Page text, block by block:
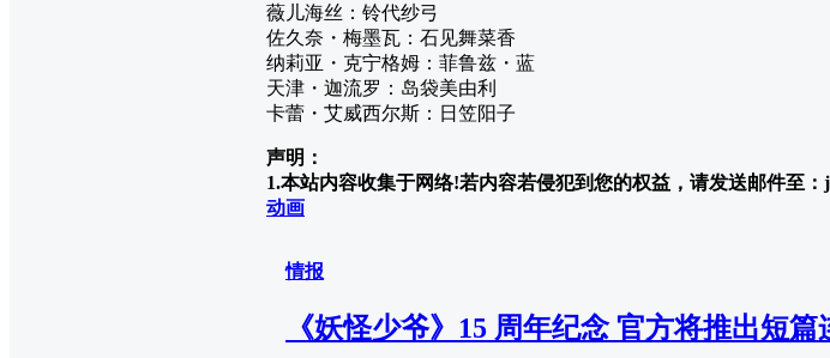
薇儿海丝：铃代纱弓
佐久奈・梅墨瓦：石见舞菜香
纳莉亚・克宁格姆：菲鲁兹・蓝
天津・迦流罗：岛袋美由利
卡蕾・艾威西尔斯：日笠阳子
声明：
1.本站内容收集于网络!若内容若侵犯到您的权益，请发送邮件至
动画
情报
《妖怪少爷》15 周年纪念 官方将推出短篇